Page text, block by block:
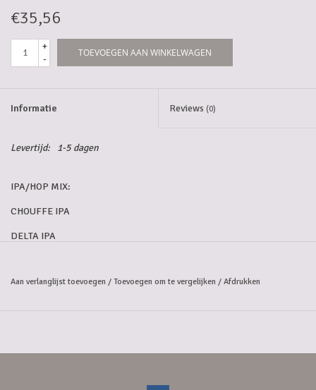
Streekproducten
Sweets
5-6l vaten
Promoties
Streekproducten/Diverse
€35,56
+
-
TOEVOEGEN AAN WINKELWAGEN
Informatie Reviews (0)
Levertijd: 1-5 dagen
IPA/HOP MIX:
CHOUFFE IPA
DELTA IPA
HOPUS
Aan verlanglijst toevoegen / Toevoegen om te vergelijken / Afdrukken